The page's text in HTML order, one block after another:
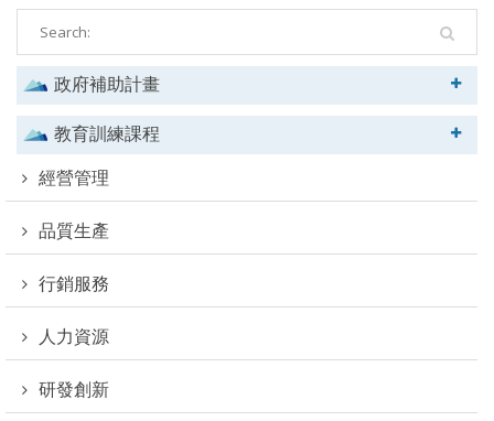
政府補助計畫
教育訓練課程
經營管理
品質生產
行銷服務
人力資源
研發創新